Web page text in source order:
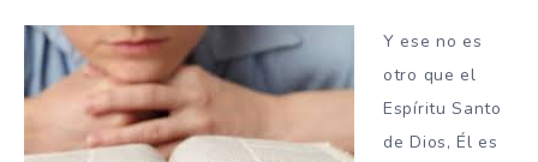
Y ese no es
otro que el
Espíritu Santo
de Dios, Él es